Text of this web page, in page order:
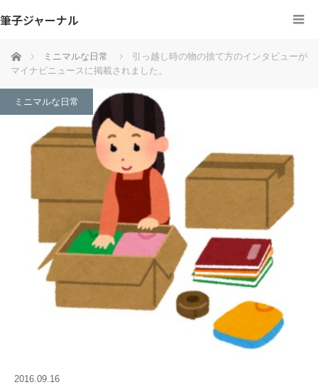
筆子ジャーナル
ホーム ミニマルな日常
引っ越し時の物の捨て方のインタビューが
マイナビニュースに掲載されました。
ミニマルな日常
2016.09.16